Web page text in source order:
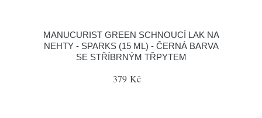
MANUCURIST GREEN SCHNOUCÍ LAK NA
NEHTY - SPARKS (15 ML) - ČERNÁ BARVA
SE STŘÍBRNÝM TŘPYTEM
379 Kč